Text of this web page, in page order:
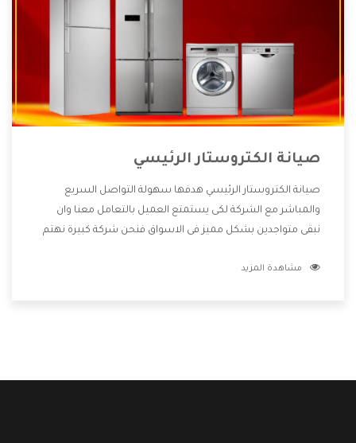
صيانة الكتروستار الرئيسي
صيانة الكتروستار الرئيسي هدفها سهولة التواصل السريع
والمباشر مع الشركة لكى يستمتع العميل بالتعامل معنا وان
نبقى متواجدين بشكل مميز فى الاسواق فنحن شركة كبيرة نهتم
الشركة بها والتى تكون منها خدمة الصيانة التى تكون من أهم
مشاهدة المزيد